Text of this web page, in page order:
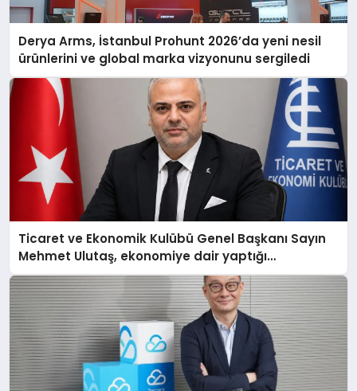
Derya Arms, İstanbul Prohunt 2026’da yeni nesil
ürünlerini ve global marka vizyonunu sergiledi
Ticaret ve Ekonomik Kulübü Genel Başkanı Sayın
Mehmet Ulutaş, ekonomiye dair yaptığı
açıklamada şunları kaydetti: